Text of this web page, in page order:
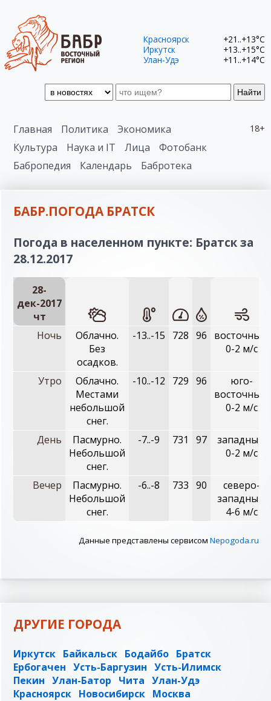
Найти
Красноярск
+21..+13°C
Иркутск
+13..+15°C
Улан-Удэ
+11..+14°C
18+
Главная Политика
Экономика
Культура
Наука и IT Лица
Фотобанк
Бабропедия
Календарь Бабротека
БАБР.ПОГОДА БРАТСК
Погода в населенном пункте: Братск за
28.12.2017
28-
дек-2017
чт
Ночь
Облачно.
Без
осадков.
-13..-15 728 96
восточный,
0-2 м/с
Утро
Облачно.
Местами
небольшой
снег.
-10..-12 729 96
юго-
восточный,
0-2 м/с
День
Пасмурно.
Небольшой
снег.
-7..-9 731 97
западный,
0-2 м/с
Вечер
Пасмурно.
Небольшой
снег.
-6..-8 733 90
северо-
западный,
4-6 м/с
Данные представлены сервисом Nepogoda.ru
ДРУГИЕ ГОРОДА
Иркутск Байкальск Бодайбо Братск
Ербогачен Усть-Баргузин Усть-Илимск
Пекин Улан-Батор Чита Улан-Удэ
Красноярск Новосибирск Москва